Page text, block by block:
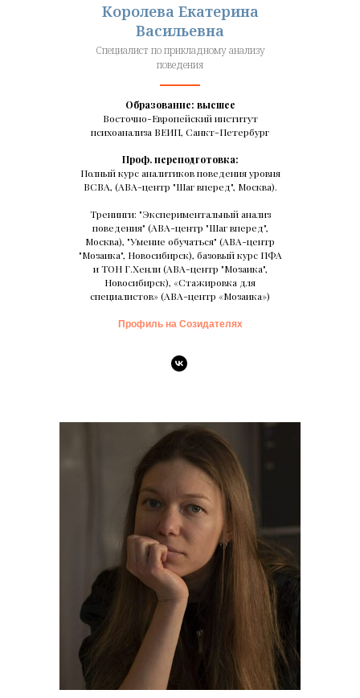
Королева Екатерина
Васильевна
Специалист по прикладному анализу
поведения
Образование: высшее
Восточно-Европейский институт
психоанализа ВЕИП, Санкт-Петербург
Проф. переподготовка:
Полный курс аналитиков поведения уровня
ВСВА, (АВА-центр "Шаг вперед", Москва).
Тренинги: "Экспериментальный анализ
поведения" (АВА-центр "Шаг вперед",
Москва), "Умение обучаться" (АВА-центр
"Мозаика", Новосибирск), базовый курс ПФА
и ТОН Г.Хенли (АВА-центр "Мозаика",
Новосибирск), «Стажировка для
специалистов» (АВА-центр «Мозаика»)
Профиль на Созидателях